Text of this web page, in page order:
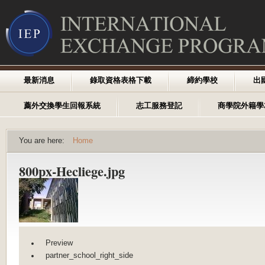
最新消息 錄取資格表格下載 締約學校 出
薦外交換學生回報系統 志工服務登記 商學院外籍
You are here: Home
800px-Hecliege.jpg
Preview
partner_school_right_side